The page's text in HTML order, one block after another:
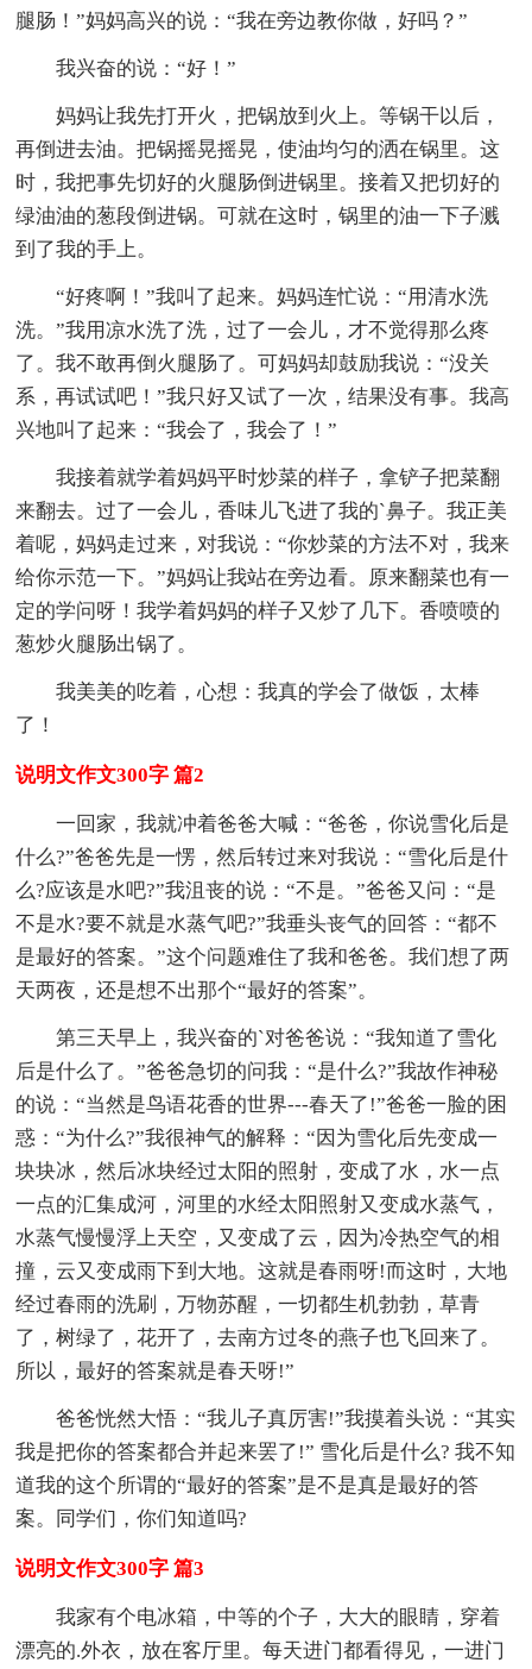
腿肠！”妈妈高兴的说：“我在旁边教你做，好吗？”
我兴奋的说：“好！”
妈妈让我先打开火，把锅放到火上。等锅干以后，
再倒进去油。把锅摇晃摇晃，使油均匀的洒在锅里。这
时，我把事先切好的火腿肠倒进锅里。接着又把切好的
绿油油的葱段倒进锅。可就在这时，锅里的油一下子溅
到了我的手上。
“好疼啊！”我叫了起来。妈妈连忙说：“用清水洗
洗。”我用凉水洗了洗，过了一会儿，才不觉得那么疼
了。我不敢再倒火腿肠了。可妈妈却鼓励我说：“没关
系，再试试吧！”我只好又试了一次，结果没有事。我高
兴地叫了起来：“我会了，我会了！”
我接着就学着妈妈平时炒菜的样子，拿铲子把菜翻
来翻去。过了一会儿，香味儿飞进了我的`鼻子。我正美
着呢，妈妈走过来，对我说：“你炒菜的方法不对，我来
给你示范一下。”妈妈让我站在旁边看。原来翻菜也有一
定的学问呀！我学着妈妈的样子又炒了几下。香喷喷的
葱炒火腿肠出锅了。
我美美的吃着，心想：我真的学会了做饭，太棒
了！
说明文作文300字 篇2
一回家，我就冲着爸爸大喊：“爸爸，你说雪化后是
什么?”爸爸先是一愣，然后转过来对我说：“雪化后是什
么?应该是水吧?”我沮丧的说：“不是。”爸爸又问：“是
不是水?要不就是水蒸气吧?”我垂头丧气的回答：“都不
是最好的答案。”这个问题难住了我和爸爸。我们想了两
天两夜，还是想不出那个“最好的答案”。
第三天早上，我兴奋的`对爸爸说：“我知道了雪化
后是什么了。”爸爸急切的问我：“是什么?”我故作神秘
的说：“当然是鸟语花香的世界---春天了!”爸爸一脸的困
惑：“为什么?”我很神气的解释：“因为雪化后先变成一
块块冰，然后冰块经过太阳的照射，变成了水，水一点
一点的汇集成河，河里的水经太阳照射又变成水蒸气，
水蒸气慢慢浮上天空，又变成了云，因为冷热空气的相
撞，云又变成雨下到大地。这就是春雨呀!而这时，大地
经过春雨的洗刷，万物苏醒，一切都生机勃勃，草青
了，树绿了，花开了，去南方过冬的燕子也飞回来了。
所以，最好的答案就是春天呀!”
爸爸恍然大悟：“我儿子真厉害!”我摸着头说：“其实
我是把你的答案都合并起来罢了!” 雪化后是什么? 我不知
道我的这个所谓的“最好的答案”是不是真是最好的答
案。同学们，你们知道吗?
说明文作文300字 篇3
我家有个电冰箱，中等的个子，大大的眼睛，穿着
漂亮的.外衣，放在客厅里。每天进门都看得见，一进门